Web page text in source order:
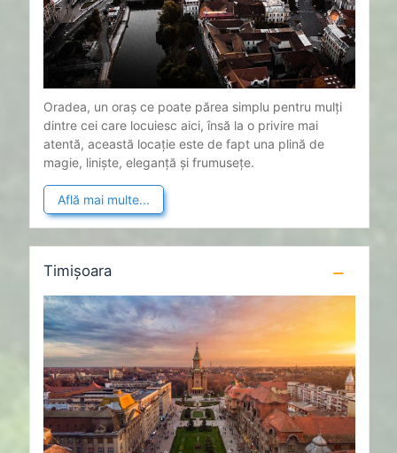
Oradea, un oraș ce poate părea simplu pentru mulți
dintre cei care locuiesc aici, însă la o privire mai
atentă, această locație este de fapt una plină de
magie, liniște, eleganță și frumusețe.
Află mai multe...
Timișoara